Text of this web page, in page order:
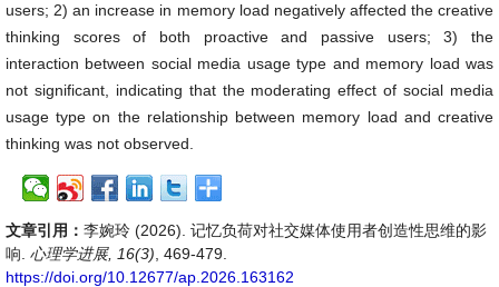
users; 2) an increase in memory load negatively affected the creative
thinking scores of both proactive and passive users; 3) the
interaction between social media usage type and memory load was
not significant, indicating that the moderating effect of social media
usage type on the relationship between memory load and creative
thinking was not observed.
文章引用： 李婉玲 (2026). 记忆负荷对社交媒体使用者创造性思维的影
响. 心理学进展, 16(3) , 469-479.
https://doi.org/10.12677/ap.2026.163162